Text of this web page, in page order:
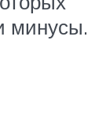
минусы.